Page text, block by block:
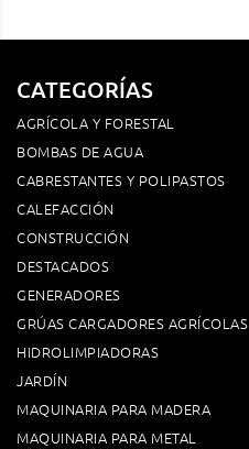
CATEGORÍAS
AGRÍCOLA Y FORESTAL
BOMBAS DE AGUA
CABRESTANTES Y POLIPASTOS
CALEFACCIÓN
CONSTRUCCIÓN
DESTACADOS
GENERADORES
GRÚAS CARGADORES AGRÍCOLAS
HIDROLIMPIADORAS
JARDÍN
MAQUINARIA PARA MADERA
MAQUINARIA PARA METAL